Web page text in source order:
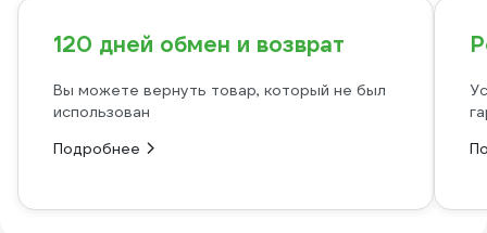
120 дней обмен и возврат
Вы можете вернуть товар, который не был
использован
Подробнее